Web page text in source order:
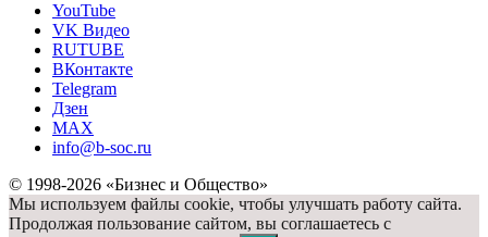
YouTube
VK Видео
RUTUBE
ВКонтакте
Telegram
Дзен
MAX
info@b-soc.ru
© 1998-2026 «Бизнес и Общество»
Мы используем файлы cookie, чтобы улучшать работу сайта.
Продолжая пользование сайтом, вы соглашаетесь с